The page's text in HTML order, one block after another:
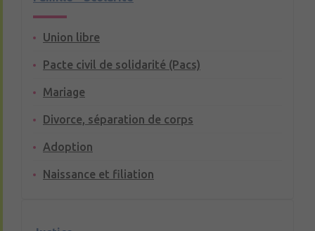
Union libre
Pacte civil de solidarité (Pacs)
Mariage
Divorce, séparation de corps
Adoption
Naissance et filiation